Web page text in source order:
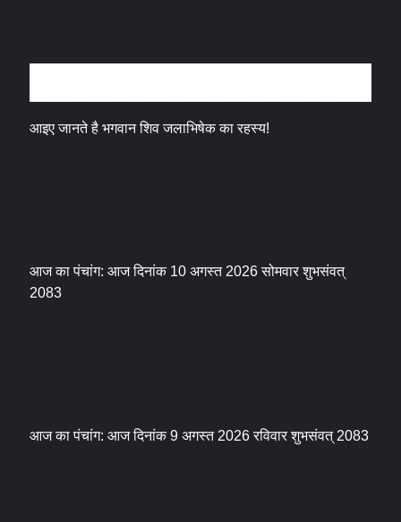
आइए जानते है भगवान शिव जलाभिषेक का रहस्य!
आज का पंचांग: आज दिनांक 10 अगस्त 2026 सोमवार शुभसंवत्
2083
आज का पंचांग: आज दिनांक 9 अगस्त 2026 रविवार शुभसंवत् 2083